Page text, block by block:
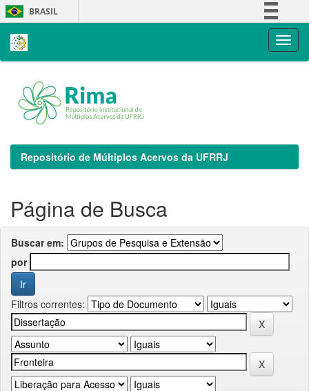
Skip
navigation
BRASIL
Repositório de Múltiplos Acervos da UFRRJ
Página de Busca
Buscar em:
por
Filtros correntes: